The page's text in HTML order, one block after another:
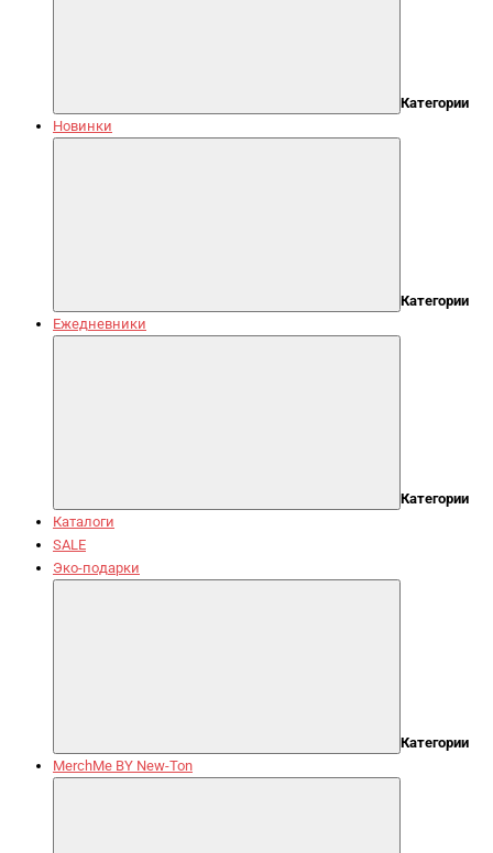
Категории
Новинки
Категории
Ежедневники
Категории
Каталоги
SALE
Эко-подарки
Категории
MerchMe BY New-Ton